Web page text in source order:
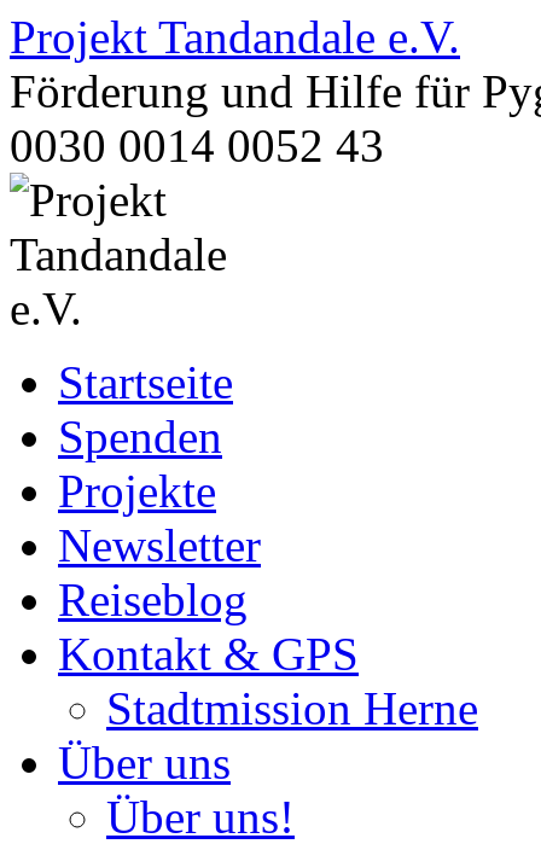
Projekt Tandandale e.V.
Förderung und Hilfe für
0030 0014 0052 43
Inhalt
springenStartseite
Spenden
Projekte
Newsletter
Reiseblog
Kontakt & GPS
Stadtmission Herne
Über uns
Über uns!